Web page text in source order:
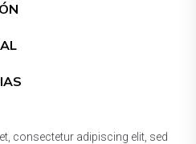
consectetur adipiscing elit, sed